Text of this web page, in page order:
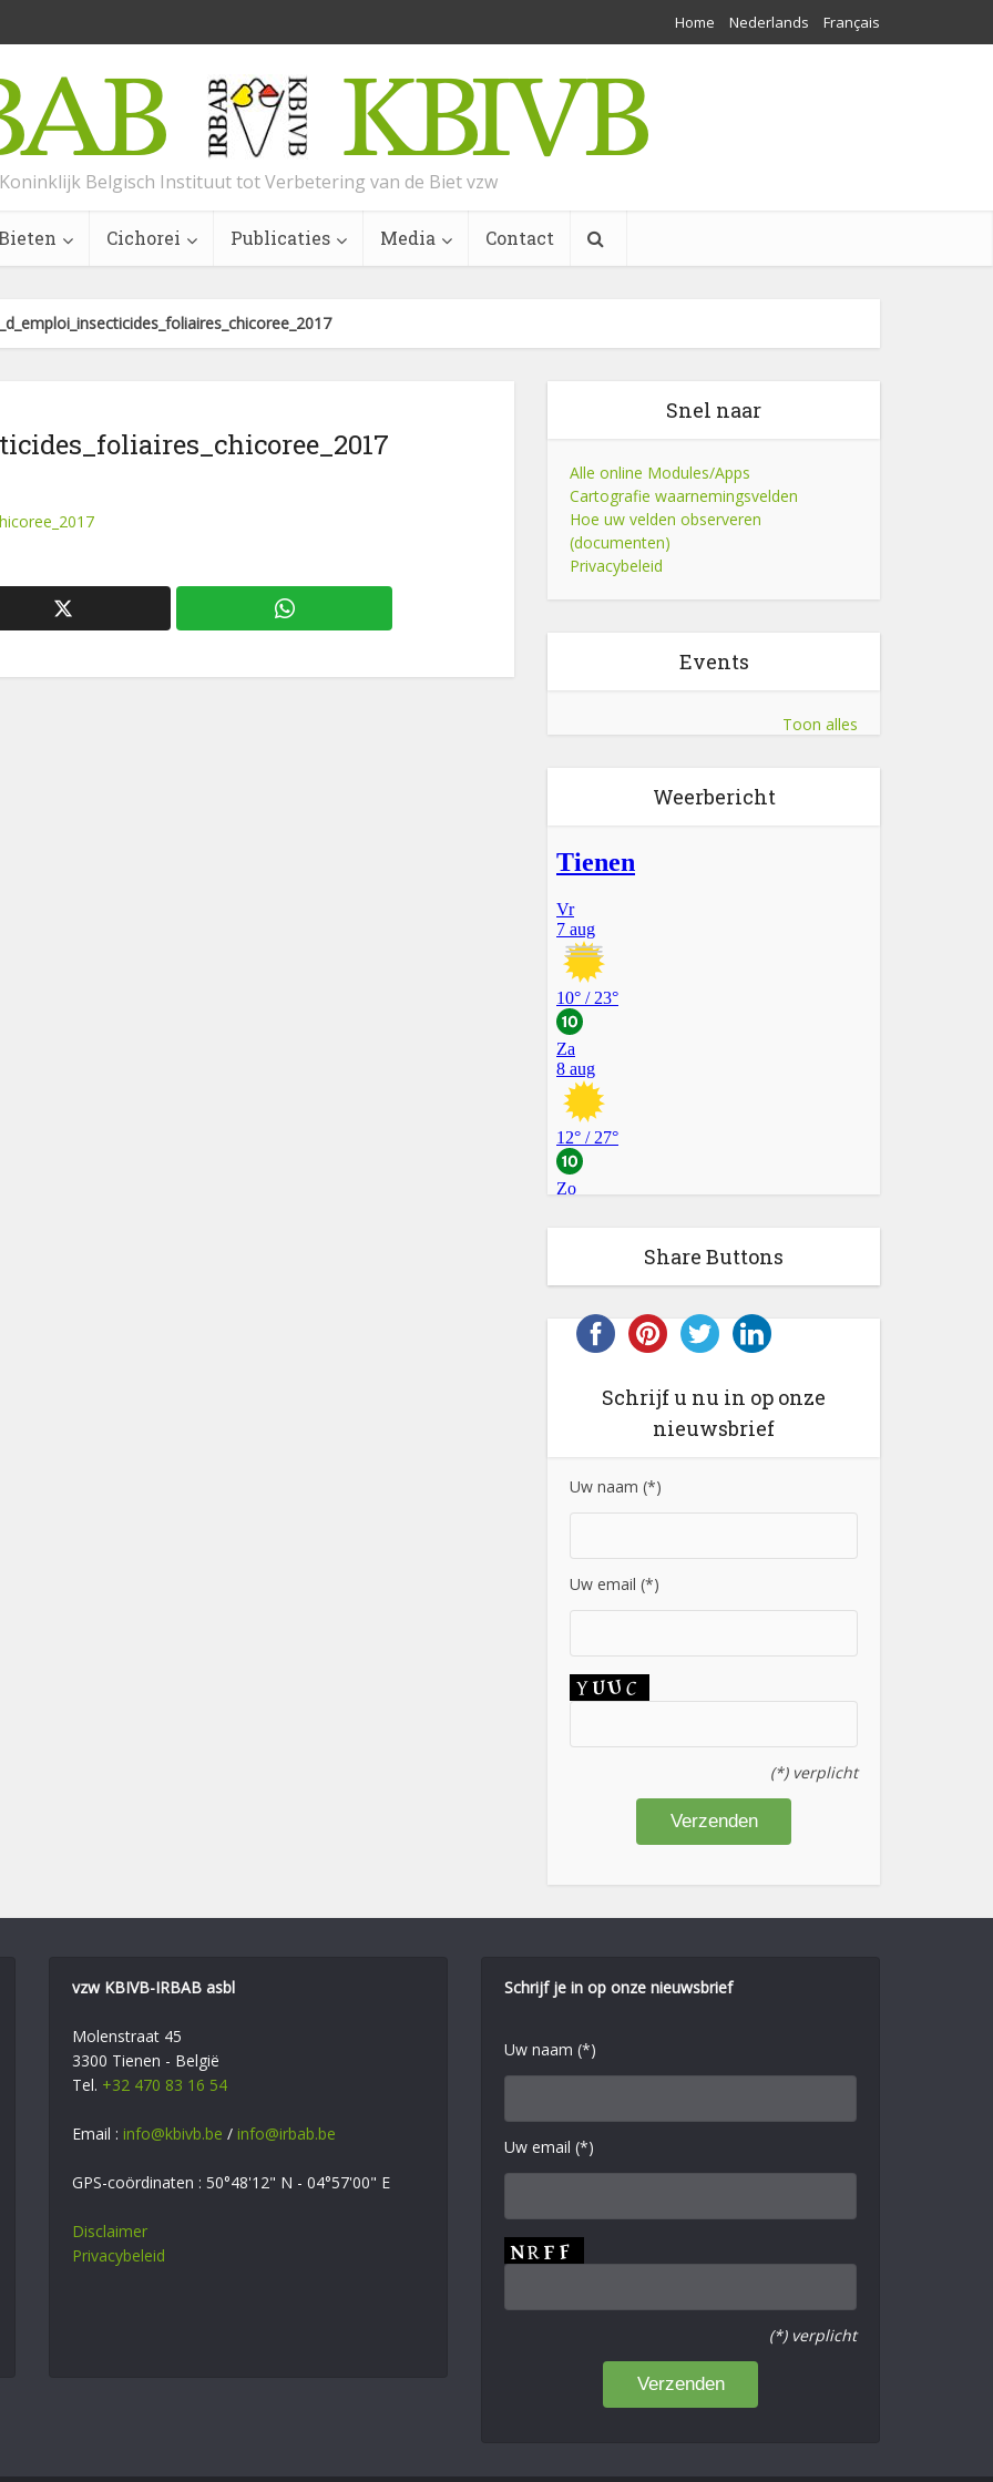
Home Nederlands Français
Koninklijk Belgisch Instituut tot Verbetering van de Biet vzw
Cichorei Publicaties Media Contact
Snel naar
Alle online Modules/Apps
Cartografie waarnemingsvelden
Hoe uw velden observeren
(documenten)
Privacybeleid
Events
Toon alles
Weerbericht
Share Buttons
Schrijf u nu in op onze
nieuwsbrief
Uw naam (*)
Uw email (*)
(*) verplicht
vzw KBIVB-IRBAB asbl
Molenstraat 45
3300 Tienen - België
Tel. +32 470 83 16 54
Email : info@kbivb.be / info@irbab.be
GPS-coördinaten : 50°48'12" N - 04°57'00" E
Disclaimer
Privacybeleid
Schrijf je in op onze nieuwsbrief
Uw naam (*)
Uw email (*)
(*) verplicht